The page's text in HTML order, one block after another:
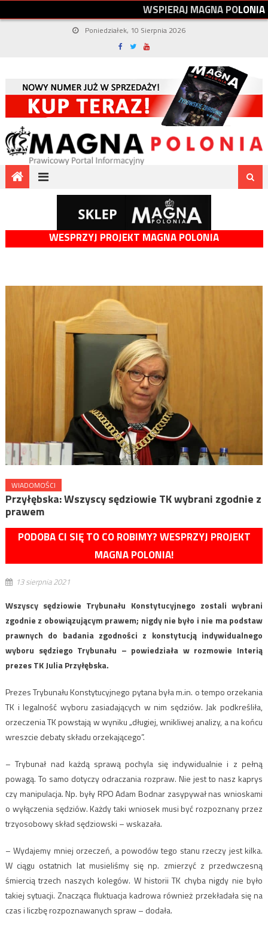
WSPIERAJMAGNAPOLONIA
Poniedziałek, 10 Sierpnia 2026
WESPRZYJ PROJEKT MAGNA POLONIA
WIADOMOŚCI
Przyłębska: Wszyscy sędziowie TK wybrani zgodnie z
prawem
PODOBA CI SIĘ TO CO ROBIMY? WESPRZYJ PROJEKT
MAGNA POLONIA!
13 sierpnia 2021
Wszyscy sędziowie Trybunału Konstytucyjnego zostali wybrani
zgodnie z obowiązującym prawem; nigdy nie było i nie ma podstaw
prawnych do badania zgodności z konstytucją indywidualnego
wyboru sędziego Trybunału – powiedziała w rozmowie Interią
prezes TK Julia Przyłębska.
Prezes Trybunału Konstytucyjnego pytana była m.in. o tempo orzekania
TK i legalność wyboru zasiadających w nim sędziów. Jak podkreśliła,
orzeczenia TK powstają w wyniku „długiej, wnikliwej analizy, a na końcu
wreszcie debaty składu orzekającego”.
– Trybunał nad każdą sprawą pochyla się indywidualnie i z pełną
powagą. To samo dotyczy odraczania rozpraw. Nie jest to nasz kaprys
czy manipulacja. Np. były RPO Adam Bodnar zasypywał nas wnioskami
o wyłączenia sędziów. Każdy taki wniosek musi być rozpoznany przez
trzyosobowy skład sędziowski – wskazała.
– Wydajemy mniej orzeczeń, a powodów tego stanu rzeczy jest kilka.
W ciągu ostatnich lat musieliśmy się np. zmierzyć z przedwczesną
śmiercią trzech naszych kolegów. W historii TK chyba nigdy nie było
takiej sytuacji. Znacząca fluktuacja kadrowa również przekładała się na
czas i liczbę rozpoznawanych spraw – dodała.